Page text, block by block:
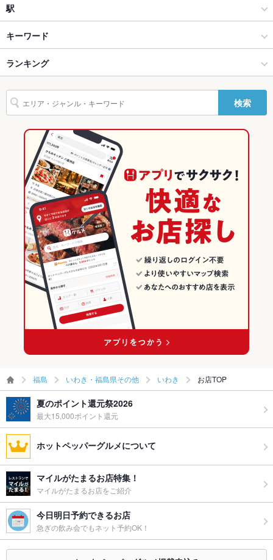
テラス席
貸切
設備
バリアフリ
ー
なし
あり
その他設備 －
その他
飲み放題 なし
食べ放題 なし
お子様連れ お子様連れ歓迎
ウェディン
－
－
飲茶・点心・餃子
いわき・福島県その他 × 中華
いわき・福島県その他 × 飲茶・点心・餃子
泉駅 × 中華
泉駅 × 飲茶・点心・餃子
いわき
いわき × 中華
いわき × 飲茶・点心・餃子
福島
福島 × 中華
福島 × 飲茶・点心・餃子
駅
泉駅
キーワード
点心
ランキング
福島のグルメランキング
福島の中華ランキング
いわき・福島県その他のグルメランキング
いわきのグルメランキング
検索
福島 いわき・福島県その他 いわき お店TOP
夏のポイント還元祭2026
最大15,000ポイント還元
ホットペッパーグルメについて
マイルがたまるお店特集！
マイルがたまるお店をご紹介
今日明日予約できるお店
急ぎの飲み会でもネット予約OK！